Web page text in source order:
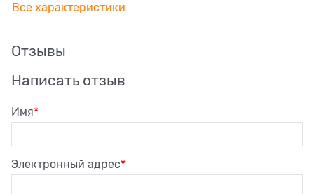
Все характеристики
Отзывы
Написать отзыв
Имя
Электронный адрес